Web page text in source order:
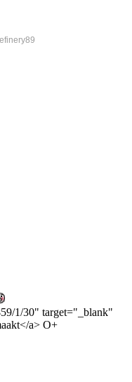
1/30" target="_blank"
a> O+